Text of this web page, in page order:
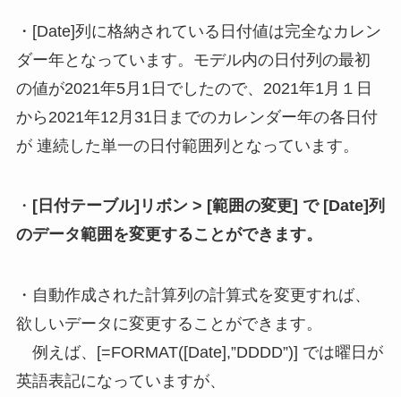
・[Date]列に格納されている日付値は完全なカレン
ダー年となっています。モデル内の日付列の最初
の値が2021年5月1日でしたので、2021年1月１日
から2021年12月31日までのカレンダー年の各日付
が 連続した単一の日付範囲列となっています。
・ [日付テーブル]リボン > [範囲の変更] で [Date]列
のデータ範囲を変更することができます。
・自動作成された計算列の計算式を変更すれば、
欲しいデータに変更することができます。
例えば、[=FORMAT([Date],”DDDD”)] では曜日が
英語表記になっていますが、